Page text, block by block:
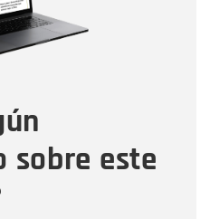
sobre este